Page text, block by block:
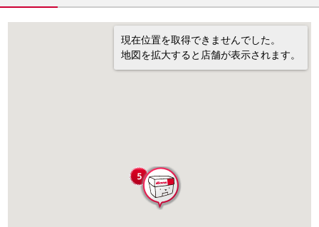
現在位置を取得できませんでした。
地図を拡大すると店舗が表示されます。